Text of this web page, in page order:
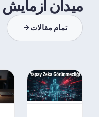
میدان
تمام مقالات